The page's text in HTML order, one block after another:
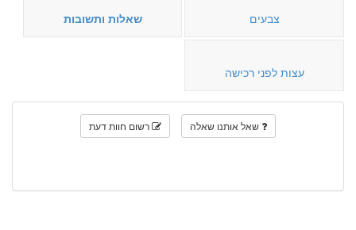
צבעים שאלות ותשובות
עצות לפני רכישה
שאל אותנו שאלה רשום חוות דעת